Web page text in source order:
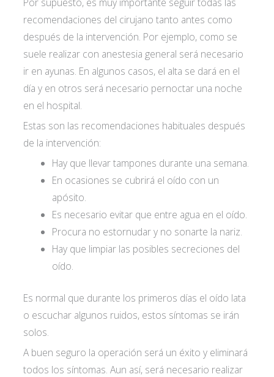
Por supuesto, es muy importante seguir todas las
recomendaciones del cirujano tanto antes como
después de la intervención. Por ejemplo, como se
suele realizar con anestesia general será necesario
ir en ayunas. En algunos casos, el alta se dará en el
día y en otros será necesario pernoctar una noche
en el hospital.
Estas son las recomendaciones habituales después
de la intervención:
Hay que llevar tampones durante una semana.
En ocasiones se cubrirá el oído con un
apósito.
Es necesario evitar que entre agua en el oído.
Procura no estornudar y no sonarte la nariz.
Hay que limpiar las posibles secreciones del
oído.
Es normal que durante los primeros días el oído lata
o escuchar algunos ruidos, estos síntomas se irán
solos.
A buen seguro la operación será un éxito y eliminará
todos los síntomas. Aun así, será necesario realizar